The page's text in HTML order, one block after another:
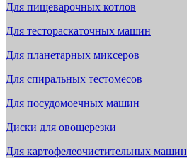
Для пищеварочных котлов
Для тестораскаточных машин
Для планетарных миксеров
Для спиральных тестомесов
Для посудомоечных машин
Диски для овощерезки
Для картофелеочистительных машин